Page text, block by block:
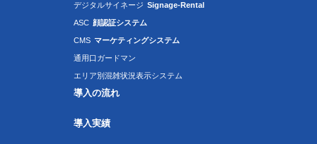
デジタルサイネージ Signage-Rental
ASC 顔認証システム
CMS マーケティングシステム
通用口ガードマン
エリア別混雑状況表示システム
導入の流れ
導入実績